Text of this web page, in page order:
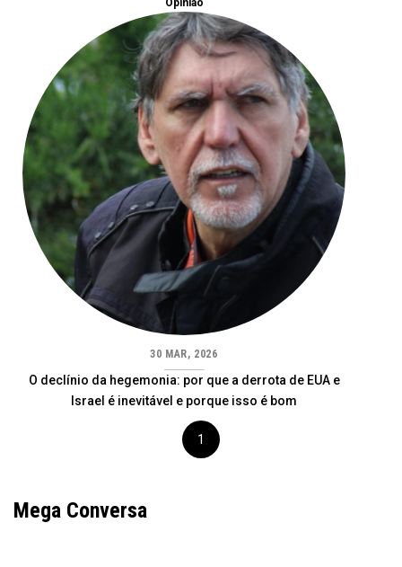
Opinião
30 MAR, 2026
O declínio da hegemonia: por que a derrota de EUA e
Israel é inevitável e porque isso é bom
1
Mega Conversa